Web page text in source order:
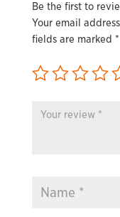
Be the first to
Your email
fields are marked *